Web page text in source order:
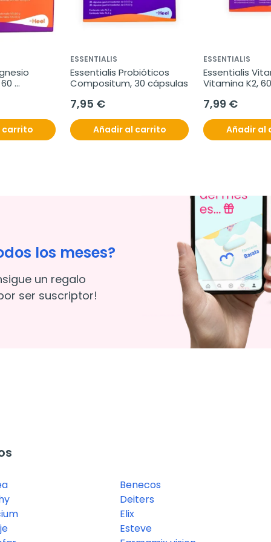
carrito
ESSENTIALIS
Essentialis Probióticos
Compositum, 30 cápsulas
7,95 €
Añadir al carrito
ESSENTIALIS
Essentialis
Vitamina K2, 60
7,99 €
Añadir al
los meses?
un regalo
ser suscriptor!
Benecos
Deiters
Elix
Esteve